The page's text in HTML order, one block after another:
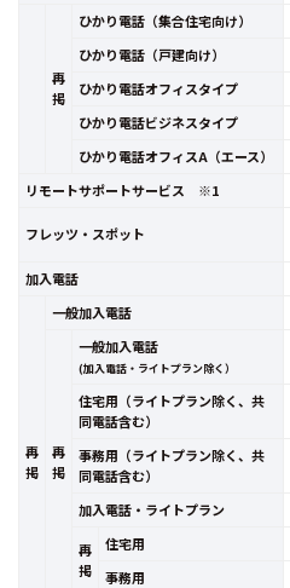
再
掲
ひかり電話（集合住宅向け）
ひかり電話（戸建向け）
ひかり電話オフィスタイプ
ひかり電話ビジネスタイプ
ひかり電話オフィスA（エース）
リモートサポートサービス ※1
フレッツ・スポット
加入電話
再
掲
一般加入電話
再
掲
一般加入電話
(加入電話・ライトプラン除く）
住宅用（ライトプラン除く、共
同電話含む）
事務用（ライトプラン除く、共
同電話含む）
加入電話・ライトプラン
再
掲
住宅用
事務用